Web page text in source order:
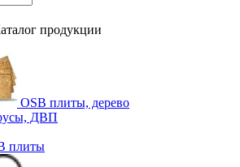
продукции
OSB плиты, дерево
ДВП
плиты